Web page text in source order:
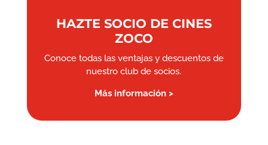
HAZTE SOCIO DE CINES
ZOCO
Conoce todas las ventajas y descuentos de
nuestro club de socios.
Más información >